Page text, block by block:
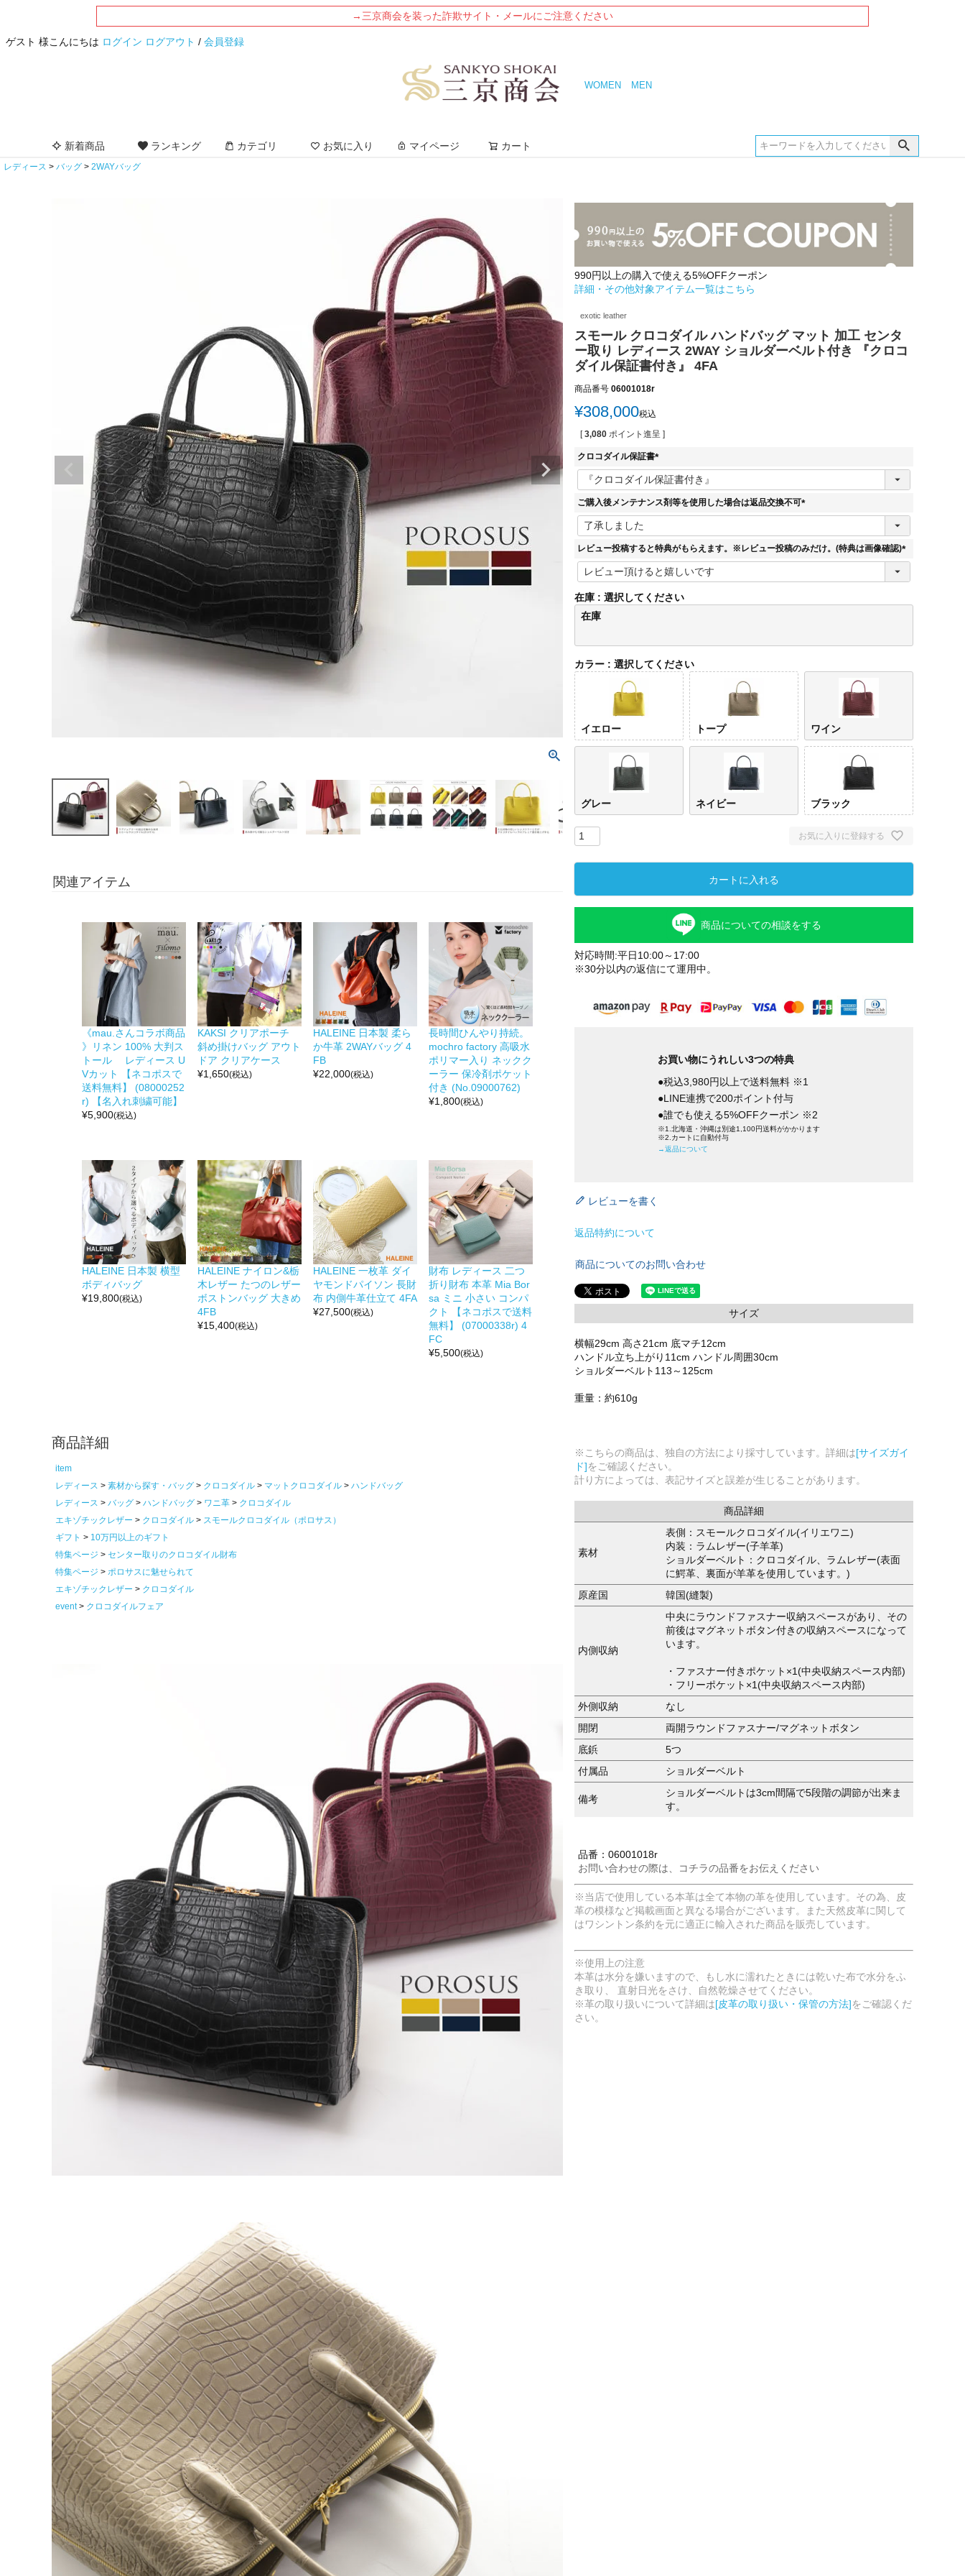
→三京商会を装った詐欺サイト・メールにご注意ください
ゲスト 様こんにちは ログイン ログアウト / 会員登録
WOMEN MEN
新着商品 ランキング カテゴリ お気に入り マイページ カート
レディース バッグ 2WAYバッグ
関連アイテム
《mau.さんコラボ商品
》リネン 100% 大判ス
トール レディース U
Vカット 【ネコポスで
送料無料】 (08000252
r) 【名入れ刺繍可能】
¥5,900(税込)
KAKSI クリアポーチ
斜め掛けバッグ アウト
ドア クリアケース
¥1,650(税込)
HALEINE 日本製 柔ら
か牛革 2WAYバッグ 4
FB
¥22,000(税込)
長時間ひんやり持続。
mochro factory 高吸水
ポリマー入り ネックク
ーラー 保冷剤ポケット
付き (No.09000762)
¥1,800(税込)
HALEINE 日本製 横型
ボディバッグ
¥19,800(税込)
HALEINE ナイロン&栃
木レザー たつのレザー
ボストンバッグ 大きめ
4FB
¥15,400(税込)
HALEINE 一枚革 ダイ
ヤモンドパイソン 長財
布 内側牛革仕立て 4FA
¥27,500(税込)
財布 レディース 二つ
折り財布 本革 Mia Bor
sa ミニ 小さい コンパ
クト 【ネコポスで送料
無料】 (07000338r) 4
FC
¥5,500(税込)
商品詳細
item
レディース
素材から探す・バッグ クロコダイル マットクロコダイル
ハンドバッグ
レディース
バッグ ハンドバッグ ワニ革
クロコダイル
エキゾチックレザー
クロコダイル
スモールクロコダイル（ポロサス）
ギフト
10万円以上のギフト
特集ページ
センター取りのクロコダイル財布
特集ページ
ポロサスに魅せられて
エキゾチックレザー
クロコダイル
event
クロコダイルフェア
990円以上の購入で使える5%OFFクーポン
詳細・その他対象アイテム一覧はこちら
exotic leather
スモール クロコダイル ハンドバッグ マット 加工 センタ
ー取り レディース 2WAY ショルダーベルト付き 『クロコ
ダイル保証書付き』 4FA
商品番号 06001018r
¥308,000税込
[ 3,080 ポイント進呈 ]
クロコダイル保証書
(
必
須
ご購入後メンテナンス剤等を使用した場合は返品交換不可
(
須
レビュー投稿すると特典がもらえます。※レビュー投稿のみだけ。(特典は画像確認)
(
)
在庫
選択してください
在庫
カラー 選択してください
イエロー トープ ワイン
グレー ネイビー ブラック
お気に入りに登録する
カートに入れる
商品についての相談をする
対応時間:平日10:00～17:00
※30分以内の返信にて運用中。
お買い物にうれしい3つの特典
●税込3,980円以上で送料無料 ※1
●LINE連携で200ポイント付与
●誰でも使える5%OFFクーポン ※2
※1.北海道・沖縄は別途1,100円送料がかかります
※2.カートに自動付与
→返品について
レビューを書く
返品特約について
商品についてのお問い合わせ
サイズ
横幅29cm 高さ21cm 底マチ12cm
ハンドル立ち上がり11cm ハンドル周囲30cm
ショルダーベルト113～125cm
重量：約610g
※こちらの商品は、独自の方法により採寸しています。詳細は[サイズガイ
ド]をご確認ください。
計り方によっては、表記サイズと誤差が生じることがあります。
商品詳細
素材
表側：スモールクロコダイル(イリエワニ)
内装：ラムレザー(子羊革)
ショルダーベルト：クロコダイル、ラムレザー(表面
に鰐革、裏面が羊革を使用しています。)
原産国
韓国(縫製)
内側収納
中央にラウンドファスナー収納スペースがあり、その
前後はマグネットボタン付きの収納スペースになって
います。
・ファスナー付きポケット×1(中央収納スペース内部)
・フリーポケット×1(中央収納スペース内部)
外側収納
なし
開閉
両開ラウンドファスナー/マグネットボタン
底鋲
5つ
付属品
ショルダーベルト
備考
ショルダーベルトは3cm間隔で5段階の調節が出来ま
す。
品番：06001018r
お問い合わせの際は、コチラの品番をお伝えください
※当店で使用している本革は全て本物の革を使用しています。その為、皮
革の模様など掲載画面と異なる場合がございます。また天然皮革に関して
はワシントン条約を元に適正に輸入された商品を販売しています。
※使用上の注意
本革は水分を嫌いますので、もし水に濡れたときには乾いた布で水分をふ
き取り、 直射日光をさけ、自然乾燥させてください。
※革の取り扱いについて詳細は[皮革の取り扱い・保管の方法]をご確認くだ
さい。